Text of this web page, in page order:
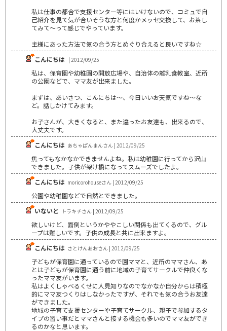
私は仕事の都合で支援センター等にはいけないので、コミュで自
己紹介を見て気が合いそうな方と何度かメッセ交換して、お茶し
てみて～って感じでやっています。
主様にあった方法で気の合う方とめぐり合えると良いですね☆
こんにちは | 2012/09/25
私は、保育園や幼稚園の開放広場や、自治体の離乳食教室、近所
の公園などで、ママ友が出来ました。
まずは、あいさつ、こんにちは～、今日いいお天気ですね～な
ど。話しかけてみます。
お子さんが、大きくなると、また違ったお友達も、出来るので、
大丈夫です。
こんにちは あちゃぱんまんさん | 2012/09/25
焦ってもなかなかできませんよね。私は幼稚園に行ってから沢山
できました。子供が架け橋になってスムーズでしたよ。
こんにちは moricorohouseさん | 2012/09/25
公園や幼稚園などで自然とできました。
いないと
トラキチさん | 2012/09/25
欲しいけど、面倒というかややこしい関係も出てくるので、グル
ープは難しいです。子供の成長と共に出来ますよ。
こんにちは さとけんあおさん | 2012/09/25
子どもが保育園に通っているので園ママと、近所のママさん、あ
とは子どもが保育園に通う前に地域の子育てサークルで仲良くな
ったママ友がいます。
私はよくしゃべるくせに人見知りなのでなかなか自分からは積極
的にママ友つくりはしなかったですが、それでも気の合うお友達
ができました。
地域の子育て支援センターや子育てサークル、親子で参加するタ
イプの習い事だとママさんと接する機会も多いのでママ友ができ
るのかなと思います。